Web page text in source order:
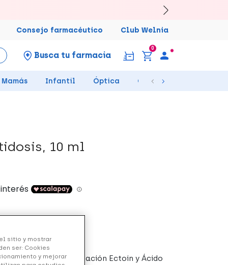
Consejo farmacéutico Club Welnia
Busca tu farmacia
0
Mamás Infantil Óptica Ortopedia
10 ml
contiene en su formulación Ectoin y Ácido
sitio y mostrar
ser: Cookies
y mejorar